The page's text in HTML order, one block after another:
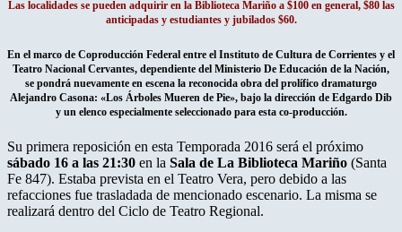
Las localidades se pueden adquirir en la Biblioteca Mariño a $100 en general, $80 las
anticipadas y estudiantes y jubilados $60.
En el marco de Coproducción Federal entre el Instituto de Cultura de Corrientes y el
Teatro Nacional Cervantes, dependiente del Ministerio De Educación de la Nación,
se pondrá nuevamente en escena la reconocida obra del prolífico dramaturgo
Alejandro Casona: «Los Árboles Mueren de Pie», bajo la dirección de Edgardo Dib
y un elenco especialmente seleccionado para esta co-producción.
Su primera reposición en esta Temporada 2016 será el próximo
sábado 16 a las 21:30 en la Sala de La Biblioteca Mariño (Santa
Fe 847). Estaba prevista en el Teatro Vera, pero debido a las
refacciones fue trasladada de mencionado escenario. La misma se
realizará dentro del Ciclo de Teatro Regional.